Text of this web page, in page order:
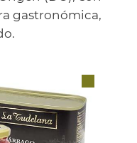
gastronómica,